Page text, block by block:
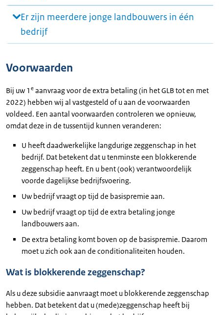
Er zijn meerdere jonge landbouwers in één
bedrijf
Voorwaarden
Bij uw 1 e aanvraag voor de extra betaling (in het GLB tot en met
2022) hebben wij al vastgesteld of u aan de voorwaarden
voldeed. Een aantal voorwaarden controleren we opnieuw,
omdat deze in de tussentijd kunnen veranderen:
U heeft daadwerkelijke langdurige zeggenschap in het
bedrijf. Dat betekent dat u tenminste een blokkerende
zeggenschap heeft. En u bent (ook) verantwoordelijk
voorde dagelijkse bedrijfsvoering.
Uw bedrijf vraagt op tijd de basispremie aan.
Uw bedrijf vraagt op tijd de extra betaling jonge
landbouwers aan.
De extra betaling komt boven op de basispremie. Daarom
moet u zich ook aan de conditionaliteiten houden.
Wat is blokkerende zeggenschap?
Als u deze subsidie aanvraagt moet u blokkerende zeggenschap
hebben. Dat betekent dat u (mede)zeggenschap heeft bij